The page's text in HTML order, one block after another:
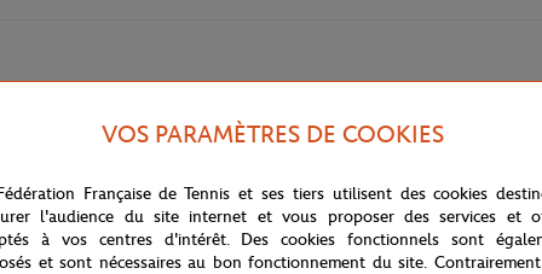
se concentre sur des indispensables basiques et indémodables : des
collection Rolex Paris Masters occupe une place de choix dans la garde-
décorer vos clés.
VOS PARAMÈTRES DE COOKIES
Française de Tennis et ses tiers utilisent des cookies
l'audience du site internet et vous proposer des services et
à vos centres d'intérêt. Des cookies fonctionnels sont
et sont nécessaires au bon fonctionnement du site.